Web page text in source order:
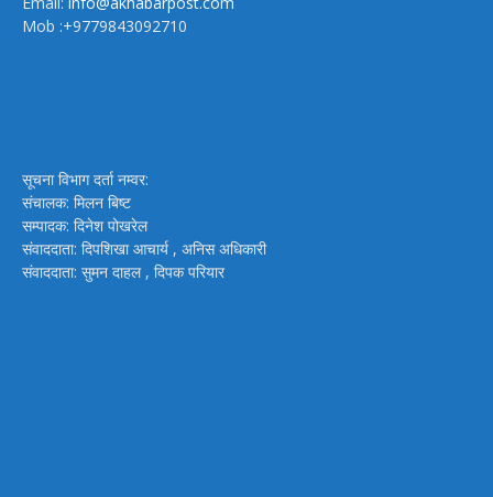
Mob :+9779843092710
सूचना विभाग दर्ता नम्वर:
संचालक: मिलन बिष्ट
सम्पादक: दिनेश पोखरेल
संवाददाता: दिपशिखा आचार्य , अनिस अधिकारी
संवाददाता: सुमन दाहल , दिपक परियार